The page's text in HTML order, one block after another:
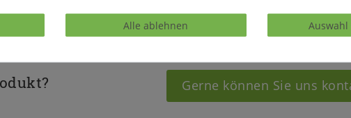
Gerne können Sie uns
Alle ablehnen